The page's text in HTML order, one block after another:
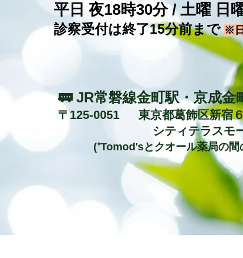
平日 夜18時30分 / 土曜 日
​診察受付は終了15分前まで ※
🚃 JR常磐線金町駅・京成金
〒125-0051 東京都葛飾区新宿
シティテラスモ
(⁺Tomod'sとクオール薬局の間の